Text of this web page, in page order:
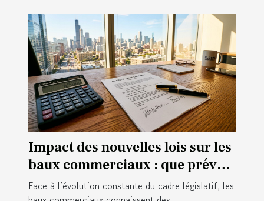
Impact des nouvelles lois sur les
baux commerciaux : que prévoir
?
Face à l’évolution constante du cadre législatif, les